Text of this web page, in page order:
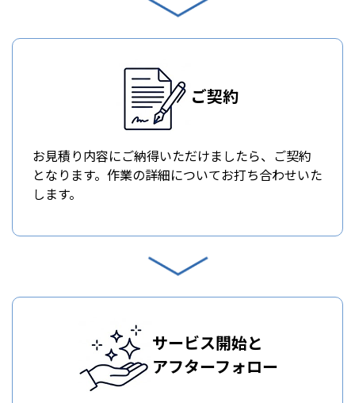
ご契約
お見積り内容にご納得いただけましたら、ご契約
となります。作業の詳細についてお打ち合わせいた
します。
サービス開始と
アフターフォロー